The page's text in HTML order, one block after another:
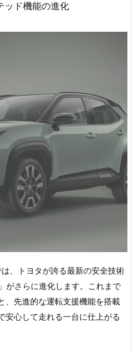
ッド機能の進化
、トヨタが誇る最新の安全技術
」がさらに進化します。これまで
、先進的な運転支援機能を搭載
安心して走れる一台に仕上がる